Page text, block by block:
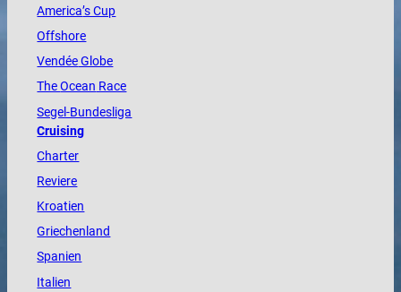
America’s Cup
Offshore
VendéeGlobe
TheOcean Race
Segel-Bundesliga
Cruising
Charter
Reviere
Kroatien
Griechenland
Spanien
Italien